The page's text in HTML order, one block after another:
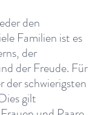
den
Familien ist es
der
der Freude. Für
der schwierigsten
gilt